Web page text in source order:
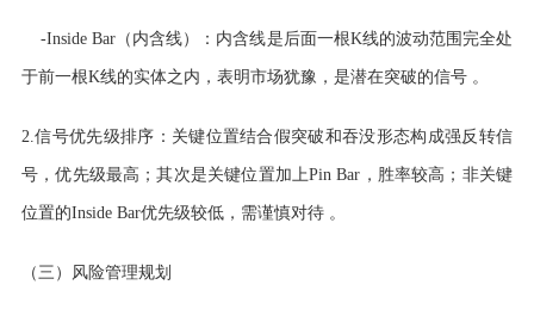
-Inside Bar（内含线）：内含线是后面一根K线的波动范围完全处
于前一根K线的实体之内，表明市场犹豫，是潜在突破的信号 。
2.信号优先级排序：关键位置结合假突破和吞没形态构成强反转信
号，优先级最高；其次是关键位置加上Pin Bar，胜率较高；非关键
位置的Inside Bar优先级较低，需谨慎对待 。
（三）风险管理规划